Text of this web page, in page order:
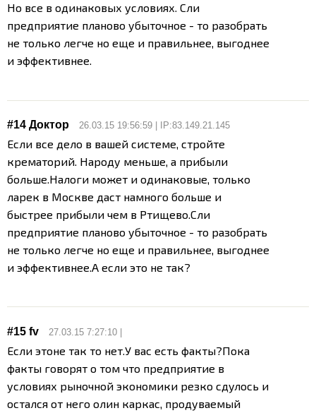
Но все в одинаковых условиях. Сли
предприятие планово убыточное - то разобрать
не только легче но еще и правильнее, выгоднее
и эффективнее.
#14 Доктор 26.03.15 19:56:59 | IP:83.149.21.145
Если все дело в вашей системе, стройте
крематорий. Народу меньше, а прибыли
больше.Налоги может и одинаковые, только
ларек в Москве даст намного больше и
быстрее прибыли чем в Ртищево.Сли
предприятие планово убыточное - то разобрать
не только легче но еще и правильнее, выгоднее
и эффективнее.А если это не так?
#15 fv 27.03.15 7:27:10 |
Если этоне так то нет.У вас есть факты?Пока
факты говорят о том что предприятие в
условиях рыночной экономики резко сдулось и
остался от него олин каркас, продуваемый